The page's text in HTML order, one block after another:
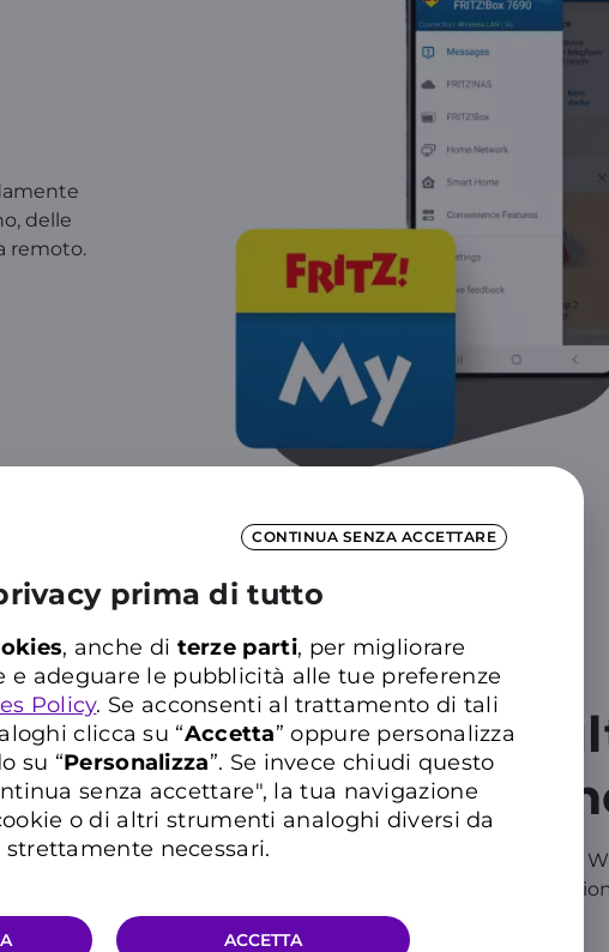
CONTINUA SENZA ACCETTARE
prima di tutto
, anche di terze parti, per migliorare
e adeguare le pubblicità alle tue preferenze
Policy. Se acconsenti al trattamento di tali
clicca su “Accetta” oppure personalizza
su “Personalizza”. Se invece chiudi questo
senza accettare", la tua navigazione
o di altri strumenti analoghi diversi da
necessari.
ACCETTA
delle
remoto.
Rete WiFi di
Tecnologia per ampliare la copertura del segnale
ambienti molto ampi senza